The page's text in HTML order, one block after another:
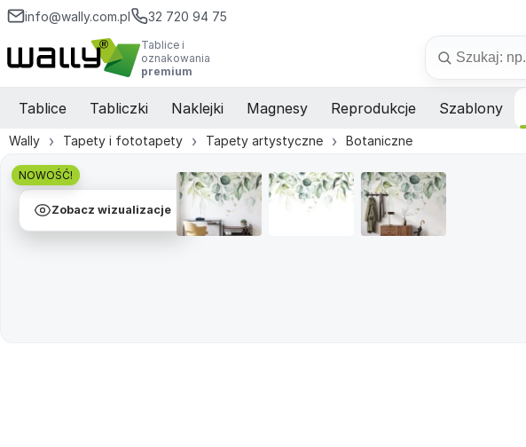
info@wally.com.pl 32 720 94 75
Tablice i
oznakowania
premium
Tablice Tabliczki Naklejki Magnesy Reprodukcje Szablony
Wally Tapety i fototapety Tapety artystyczne Botaniczne
NOWOŚĆ!
Zobacz wizualizacje